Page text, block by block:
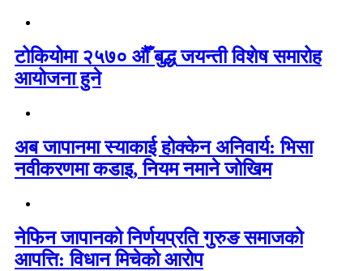
टोकियोमा २५७० औँ बुद्ध जयन्ती विशेष समारोह
आयोजना हुने
अब जापानमा स्याकाई होक्केन अनिवार्य: भिसा
नवीकरणमा कडाइ, नियम नमाने जोखिम
नेफिन जापानको निर्णयप्रति गुरुङ समाजको
आपत्ति: विधान मिचेको आरोप